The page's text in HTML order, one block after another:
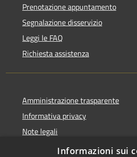
Prenotazione appuntamento
Segnalazione disservizio
Leggi le FAQ
Richiesta assistenza
Amministrazione trasparente
Informativa privacy
Note legali
Dichiarazione di accessibilità
Informazioni sui